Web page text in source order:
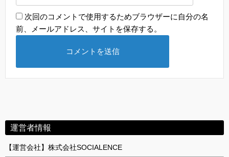
次回のコメントで使用するためブラウザーに自分の名
前、メールアドレス、サイトを保存する。
運営者情報
【運営会社】株式会社SOCIALENCE